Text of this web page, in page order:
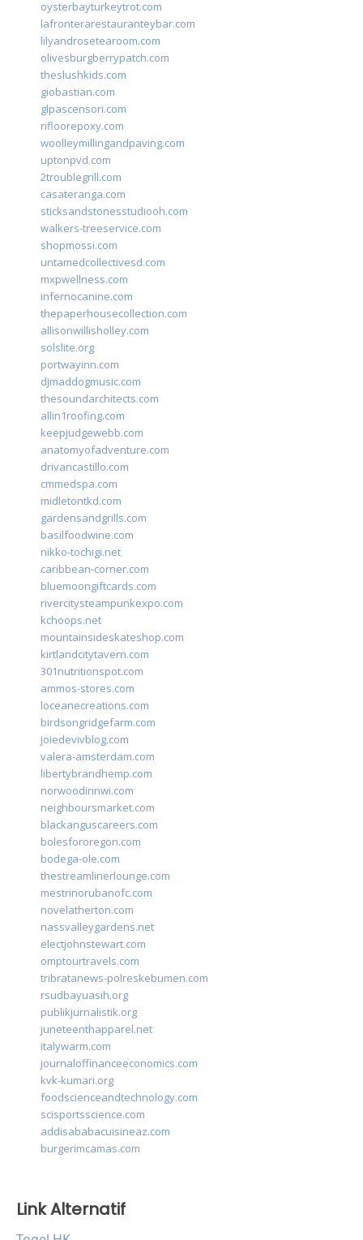
oysterbayturkeytrot.com
lafronterarestauranteybar.com
lilyandrosetearoom.com
olivesburgberrypatch.com
theslushkids.com
giobastian.com
glpascensori.com
rifloorepoxy.com
woolleymillingandpaving.com
uptonpvd.com
2troublegrill.com
casateranga.com
sticksandstonesstudiooh.com
walkers-treeservice.com
shopmossi.com
untamedcollectivesd.com
mxpwellness.com
infernocanine.com
thepaperhousecollection.com
allisonwillisholley.com
solslite.org
portwayinn.com
djmaddogmusic.com
thesoundarchitects.com
allin1roofing.com
keepjudgewebb.com
anatomyofadventure.com
drivancastillo.com
cmmedspa.com
midletontkd.com
gardensandgrills.com
basilfoodwine.com
nikko-tochigi.net
caribbean-corner.com
bluemoongiftcards.com
rivercitysteampunkexpo.com
kchoops.net
mountainsideskateshop.com
kirtlandcitytavern.com
301nutritionspot.com
ammos-stores.com
loceanecreations.com
birdsongridgefarm.com
joiedevivblog.com
valera-amsterdam.com
libertybrandhemp.com
norwoodinnwi.com
neighboursmarket.com
blackanguscareers.com
bolesfororegon.com
bodega-ole.com
thestreamlinerlounge.com
mestrinorubanofc.com
novelatherton.com
nassvalleygardens.net
electjohnstewart.com
omptourtravels.com
tribratanews-polreskebumen.com
rsudbayuasih.org
publikjurnalistik.org
juneteenthapparel.net
italywarm.com
journaloffinanceeconomics.com
kvk-kumari.org
foodscienceandtechnology.com
scisportsscience.com
addisababacuisineaz.com
burgerimcamas.com
Link Alternatif